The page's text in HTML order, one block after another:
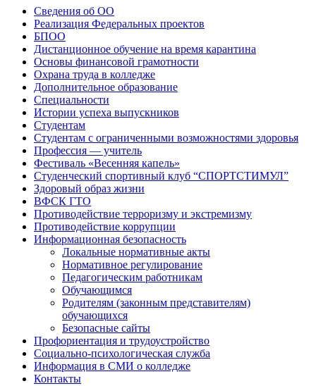
Сведения об ОО
Реализация Федеральных проектов
БПОО
Дистанционное обучение на время карантина
Основы финансовой грамотности
Охрана труда в колледже
Дополнительное образование
Специальности
Истории успеха выпускников
Студентам
Студентам с ограниченными возможностями здоровья
Профессия — учитель
Фестиваль «Весенняя капель»
Студенческий спортивный клуб “СПОРТСТИМУЛ”
Здоровый образ жизни
ВФСК ГТО
Противодействие терроризму и экстремизму
Противодействие коррупции
Информационная безопасность
Локальные нормативные акты
Нормативное регулирование
Педагогическим работникам
Обучающимся
Родителям (законным представителям)
обучающихся
Безопасные сайты
Профориентация и трудоустройство
Социально-психологическая служба
Информация в СМИ о колледже
Контакты